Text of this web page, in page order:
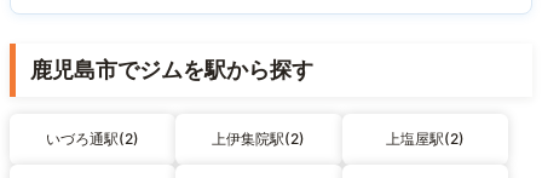
鹿児島市でジムを駅から探す
いづろ通駅(2) 上伊集院駅(2) 上塩屋駅(2)